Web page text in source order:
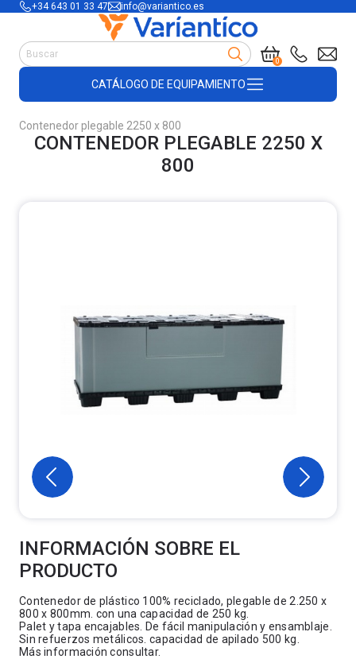
+34 643 01 33 47 info@variantico.es
0
CATÁLOGO DE EQUIPAMIENTO
Accesorios para carretillas
Útiles de almacén
Productos de plástico y madera
Encofrado
Contenedor plegable 2250 x 800
CONTENEDOR PLEGABLE 2250 X
800
INFORMACIÓN SOBRE EL
PRODUCTO
Contenedor de plástico 100% reciclado, plegable de 2.250 x
800 x 800mm. con una capacidad de 250 kg.
Palet y tapa encajables. De fácil manipulación y ensamblaje.
Sin refuerzos metálicos. capacidad de apilado 500 kg.
Más información consultar.